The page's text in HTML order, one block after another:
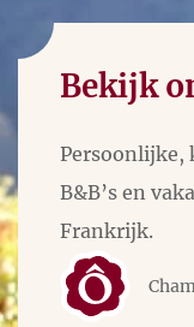
Bekijk
Persoonlijke,
B&B’s en
Frankrijk.